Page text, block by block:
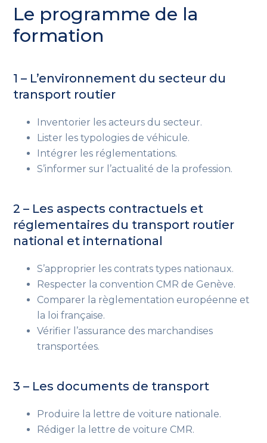
Le programme de la
formation
1 – L’environnement du secteur du
transport routier
Inventorier les acteurs du secteur.
Lister les typologies de véhicule.
Intégrer les réglementations.
S’informer sur l’actualité de la profession.
2 – Les aspects contractuels et
réglementaires du transport routier
national et international
S’approprier les contrats types nationaux.
Respecter la convention CMR de Genève.
Comparer la règlementation européenne et
la loi française.
Vérifier l’assurance des marchandises
transportées.
3 – Les documents de transport
Produire la lettre de voiture nationale.
Rédiger la lettre de voiture CMR.